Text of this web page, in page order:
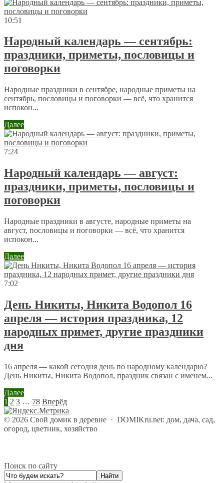
10:51
Народный календарь — сентябрь:
праздники, приметы, пословицы и
поговорки
Народные праздники в сентябре, народные приметы на
сентябрь, пословицы и поговорки — всё, что хранится
испокон...
Далее
7:24
Народный календарь — август:
праздники, приметы, пословицы и
поговорки
Народные праздники в августе, народные приметы на
август, пословицы и поговорки — всё, что хранится
испокон...
Далее
7:02
День Никиты, Никита Водопол 16
апреля — история праздника, 12
народных примет, другие праздники
дня
16 апреля — какой сегодня день по народному календарю?
День Никиты, Никита Водопол, праздник связан с именем...
Далее
1 2 3 … 78 Вперёд
© 2026 Свой домик в деревне · DOMIKru.net: дом, дача, сад,
огород, цветник, хозяйство
Поиск по сайту